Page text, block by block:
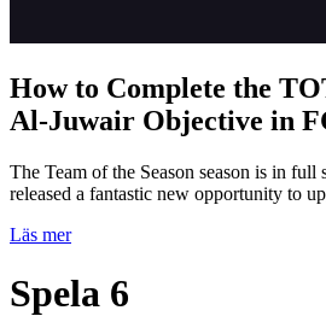
How to Complete the
Al-Juwair Objective in
The Team of the Season season is in
released a fantastic new opportunity to
Läs mer
Spela 6